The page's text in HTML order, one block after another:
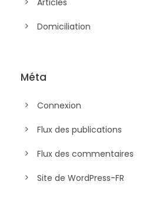
Domiciliation
Méta
Connexion
Flux des publications
Flux des commentaires
Site de WordPress-FR